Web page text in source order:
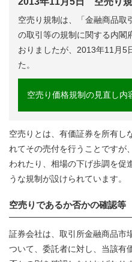
空売り規制は、「金融商品取
の取引等の規制に関する内閣
おりましたが、2013年11月5
た。
空売り価格規制の見直し内
空売りとは、有価証券を所有し
れてその売付を行うことですが
われたり、相場の下げ歩調を促
うな規制が設けられています。
空売りであるか否かの確認等
証券会社は、取引所金融商品市
ついて、委託者に対し、当該有